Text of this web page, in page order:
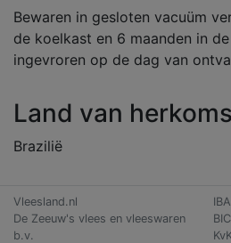
Bewaren in gesloten vacuüm
de koelkast en 6 maanden in
ingevroren op de dag van
Land van
Brazilië
Vleesland.nl
De Zeeuw's vlees en vleeswaren
b.v.